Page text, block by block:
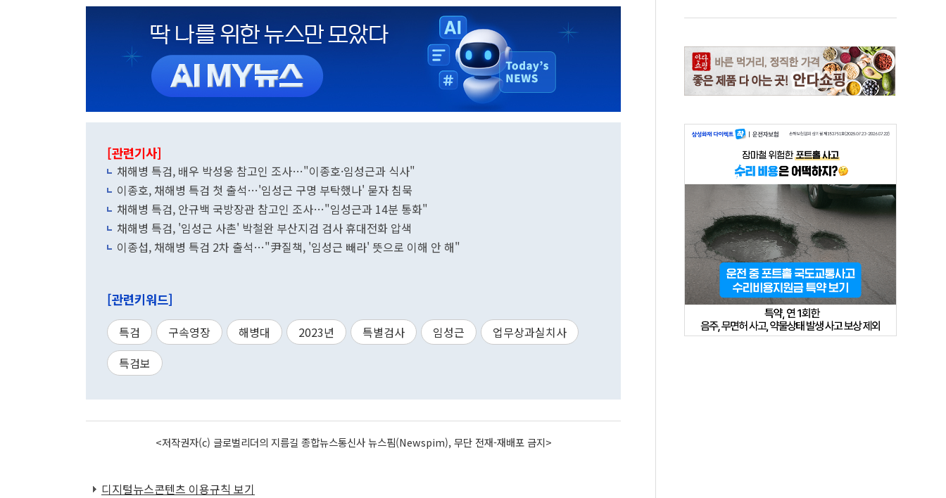
[관련기사]
채해병 특검, 배우 박성웅 참고인 조사…"이종호·임성근과 식사"
이종호, 채해병 특검 첫 출석…'임성근 구명 부탁했나' 묻자 침묵
채해병 특검, 안규백 국방장관 참고인 조사…"임성근과 14분 통화"
채해병 특검, '임성근 사촌' 박철완 부산지검 검사 휴대전화 압색
이종섭, 채해병 특검 2차 출석…"尹질책, '임성근 빼라' 뜻으로 이해 안 해"
[관련키워드]
특검 구속영장 해병대 2023년 특별검사 임성근
업무상과실치사
특검보
<저작권자(c) 글로벌리더의 지름길 종합뉴스통신사 뉴스핌(Newspim), 무단 전재-재배포 금지>
디지털뉴스콘텐츠 이용규칙 보기